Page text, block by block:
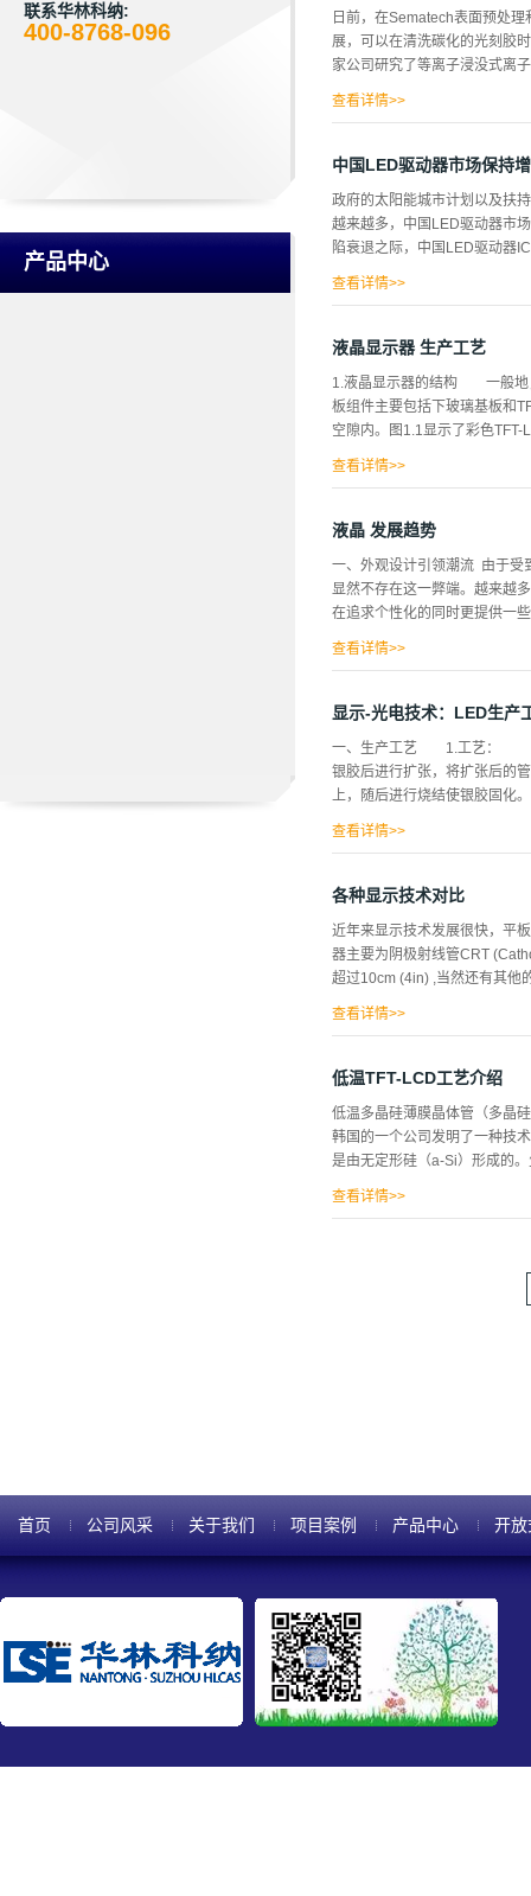
联系华林科纳:
400-8768-096
产品中心
地位。 1.2 触摸屏基本工作原
测触摸面上用户触摸点的位置
日前，在Sematech表面预处
展，可以在清洗碳化的光刻胶
家公司研究了等离子浸没式离
钟。 FSI的首席技术官（
保去掉光刻胶，尤其是在边缘
查看详情>>
中国LED驱动器市场保持
政府的太阳能城市计划以及扶
越来越多，中国LED驱动器市
陷衰退之际，中国LED驱动器
LED驱动器IC市场的预测。
元。但是，随着LED在交通信
个项目来推广LED技术，包括
LED灯用于城市照明，包括路
查看详情>>
液晶显示器 生产工艺
1.液晶显示器的结构 一般地
板组件主要包括下玻璃基板和
空隙内。图1.1显示了彩色
器件的纵横线，它们均由光刻
多导电微板形成一系列电场。
点，其中黑点的作用是阻止光
查看详情>>
液晶 发展趋势
一、外观设计引领潮流 由于受
显然不存在这一弊端。越来越
在追求个性化的同时更提供一
出。为了展现高科技的一面，
感觉，这也将会是未来个性
优点，但是由于响应时间的问
查看详情>>
显示-光电技术：LED生产
一、生产工艺 1.工艺： a)
银胶后进行扩张，将扩张后的
上，随后进行烧结使银胶固
通过点胶，用环氧将LED管芯
需要将LED焊接到PCB板上
的各种材料手工安装正...
查看详情>>
各种显示技术对比
近年来显示技术发展很快，平
器主要为阴极射线管CRT
超过10cm (4in) ,当然还有其他
PDP ( Plasma display panel)
技术最成熟、应用面最广、已
术结合在一起,从而产生了LCD...
查看详情>>
低温TFT-LCD工艺介绍
低温多晶硅薄膜晶体管（多晶
韩国的一个公司发明了一种技
是由无定形硅（a-Si）形成的
了外部驱动IC，就会有生产
查看详情>>
首页 公司风采 关于我们 项目案例 产品中心 开放